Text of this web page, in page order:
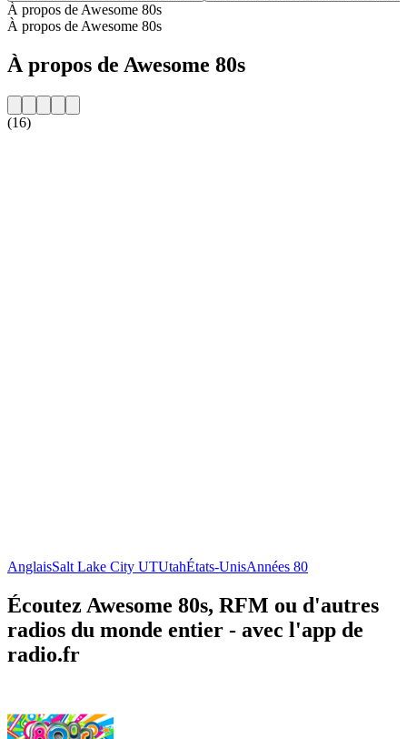
À propos de Awesome 80s
À propos de Awesome 80s
À propos de Awesome 80s
(16)
AnglaisSalt Lake City UTUtahÉtats-UnisAnnées 80
Écoutez Awesome 80s, RFM ou d'autres
radios du monde entier - avec l'app de
radio.fr